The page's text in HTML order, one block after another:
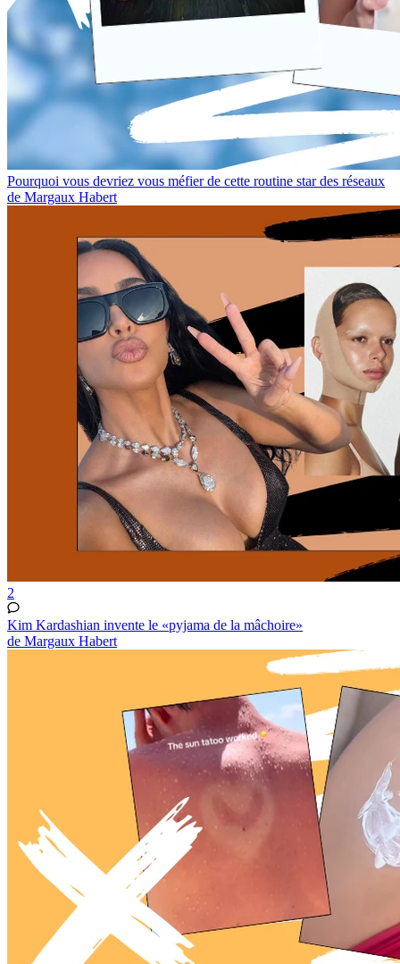
Pourquoi vous devriez vous méfier de cette routine star des réseaux
de Margaux Habert
2
Kim Kardashian invente le «pyjama de la mâchoire»
de Margaux Habert